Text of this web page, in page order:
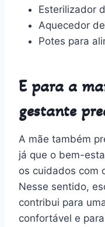
Esterilizador
Aquecedor
Potes para
E para a
gestante
A mãe também
já que o bem-
os cuidados com
Nesse sentido,
contribui para
confortável e